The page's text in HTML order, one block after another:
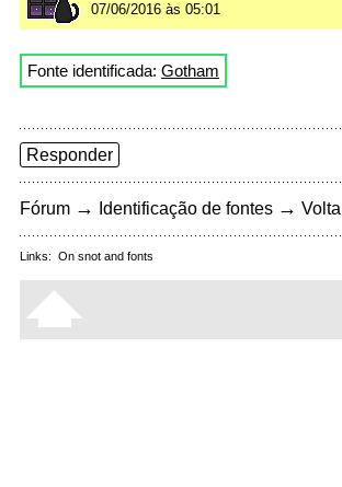
07/06/2016 às 05:01
Fonte identificada: Gotham
Responder
Fórum → Identificação de fontes →
Links: On snot and fonts